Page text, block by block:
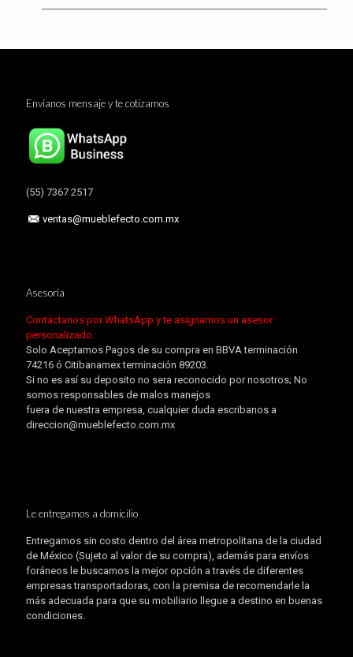
Envíanos mensaje y te cotizamos
(55) 7367 2517
ventas@mueblefecto.com.mx
Asesoría
Contáctanos por WhatsApp y te asignamos un asesor
personalizado.
Solo Aceptamos Pagos de su compra en BBVA terminación
74216 ó Citibanamex terminación 89203.
Si no es así su deposito no sera reconocido por nosotros; No
somos responsables de malos manejos
fuera de nuestra empresa, cualquier duda escribanos a
direccion@mueblefecto.com.mx
Le entregamos a domicilio
Entregamos sin costo dentro del área metropolitana de la ciudad
de México (Sujeto al valor de su compra), además para envíos
foráneos le buscamos la mejor opción a través de diferentes
empresas transportadoras, con la premisa de recomendarle la
más adecuada para que su mobiliario llegue a destino en buenas
condiciones.